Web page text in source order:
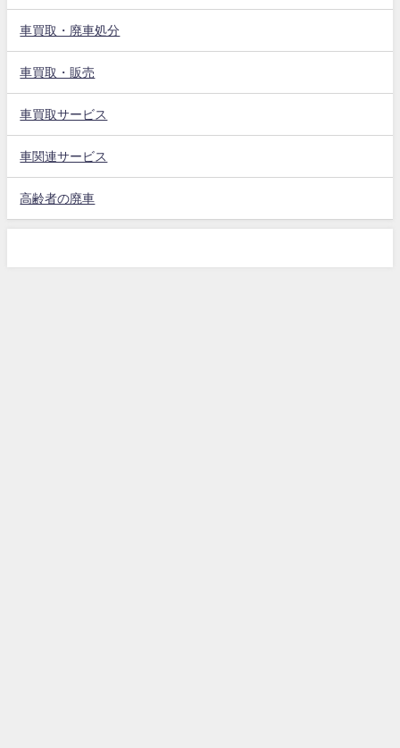
車買取・廃車処分
車買取・販売
車買取サービス
車関連サービス
高齢者の廃車